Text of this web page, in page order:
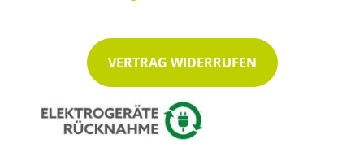
VERTRAG WIDERRUFEN